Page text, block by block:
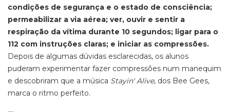
condições de segurança e o estado de consciência;
permeabilizar a via aérea; ver, ouvir e sentir a
respiração da vítima durante 10 segundos; ligar para o
112 com instruções claras; e iniciar as compressões.
Depois de algumas dúvidas esclarecidas, os alunos
puderam experimentar fazer compressões num manequim
e descobriram que a música Stayin' Alive, dos Bee Gees,
marca o ritmo perfeito.